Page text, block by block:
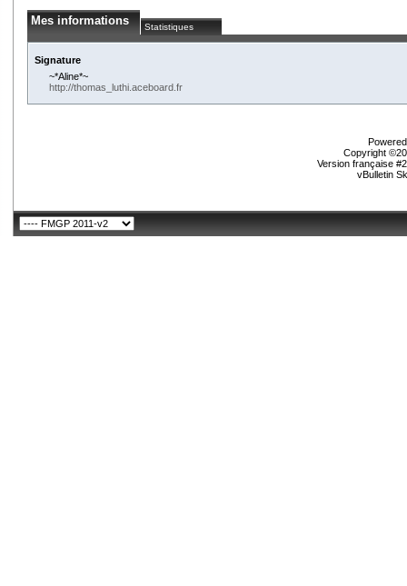
Mes informations Statistiques
Signature
~*Aline*~
http://thomas_luthi.aceboard.fr
Copyright
Version française
vBulletin